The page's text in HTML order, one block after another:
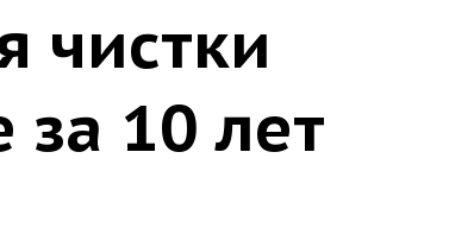
чистки
10 лет